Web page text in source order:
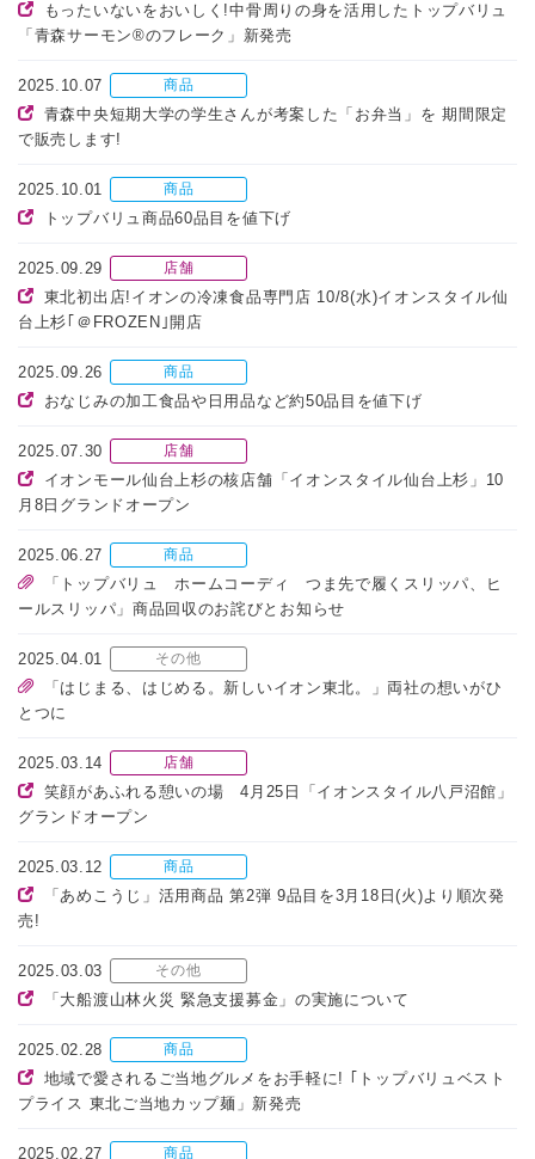
もったいないをおいしく!中骨周りの身を活用したトップバリュ
「青森サーモン®のフレーク」新発売
2025.10.07 商品
青森中央短期大学の学生さんが考案した「お弁当」を 期間限定
で販売します!
2025.10.01 商品
トップバリュ商品60品目を値下げ
2025.09.29 店舗
東北初出店!イオンの冷凍食品専門店 10/8(水)イオンスタイル仙
台上杉｢＠FROZEN｣開店
2025.09.26 商品
おなじみの加工食品や日用品など約50品目を値下げ
2025.07.30 店舗
イオンモール仙台上杉の核店舗「イオンスタイル仙台上杉」10
月8日グランドオープン
2025.06.27 商品
「トップバリュ ホームコーディ つま先で履くスリッパ、ヒ
ールスリッパ」商品回収のお詫びとお知らせ
2025.04.01 その他
「はじまる、はじめる。新しいイオン東北。」両社の想いがひ
とつに
2025.03.14 店舗
笑顔があふれる憩いの場 4月25日「イオンスタイル八戸沼館」
グランドオープン
2025.03.12 商品
「あめこうじ」活用商品 第2弾 9品目を3月18日(火)より順次発
売!
2025.03.03 その他
「大船渡山林火災 緊急支援募金」の実施について
2025.02.28 商品
地域で愛されるご当地グルメをお手軽に! ｢トップバリュベスト
プライス 東北ご当地カップ麺」新発売
2025.02.27 商品